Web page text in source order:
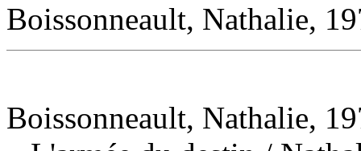
Boissonneault, Nathalie,
Boissonneault, Nathalie,